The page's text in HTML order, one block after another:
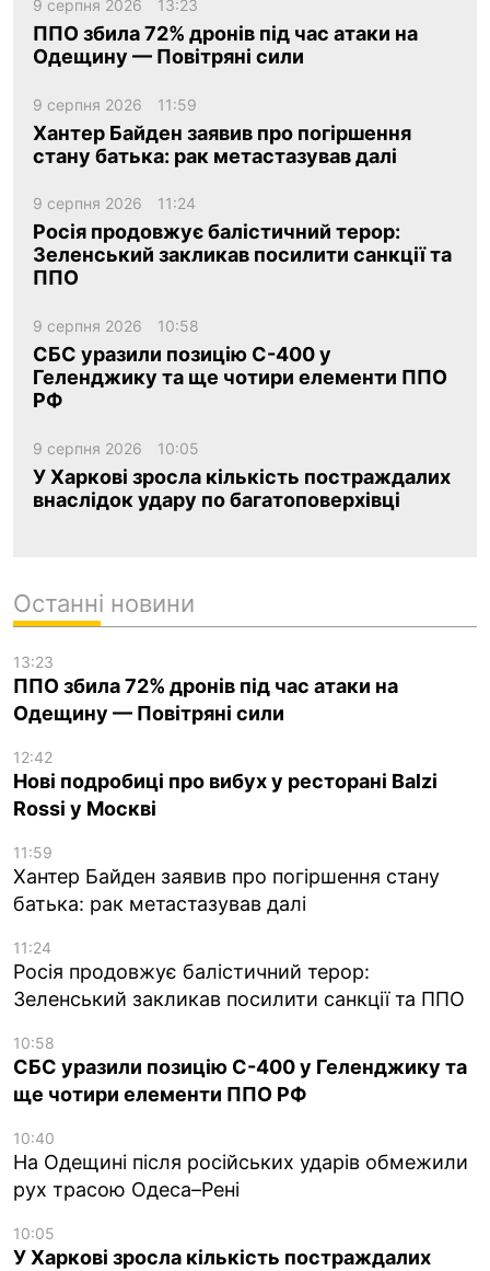
9 серпня 2026 13:23
ППО збила 72% дронів під час атаки на
Одещину — Повітряні сили
9 серпня 2026 11:59
Хантер Байден заявив про погіршення
стану батька: рак метастазував далі
9 серпня 2026 11:24
Росія продовжує балістичний терор:
Зеленський закликав посилити санкції та
ППО
9 серпня 2026 10:58
СБС уразили позицію С-400 у
Геленджику та ще чотири елементи ППО
РФ
9 серпня 2026 10:05
У Харкові зросла кількість постраждалих
внаслідок удару по багатоповерхівці
Останні новини
13:23
ППО збила 72% дронів під час атаки на
Одещину — Повітряні сили
12:42
Нові подробиці про вибух у ресторані Balzi
Rossi у Москві
11:59
Хантер Байден заявив про погіршення стану
батька: рак метастазував далі
11:24
Росія продовжує балістичний терор:
Зеленський закликав посилити санкції та ППО
10:58
СБС уразили позицію С-400 у Геленджику та
ще чотири елементи ППО РФ
10:40
На Одещині після російських ударів обмежили
рух трасою Одеса–Рені
10:05
У Харкові зросла кількість постраждалих